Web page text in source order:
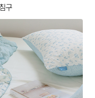
구